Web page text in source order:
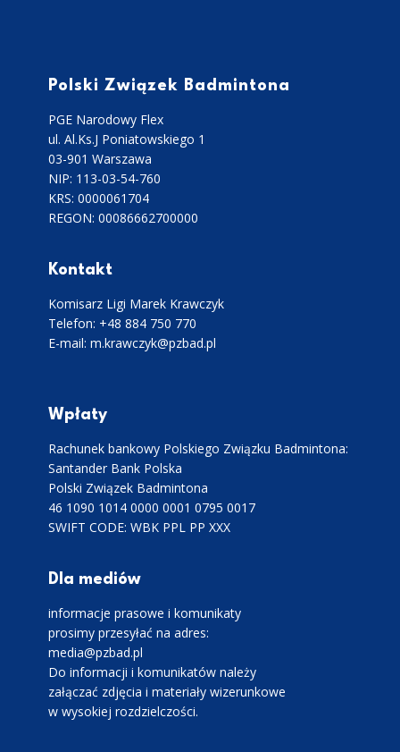
Polski Związek Badmintona
PGE Narodowy Flex
ul. Al.Ks.J Poniatowskiego 1
03-901 Warszawa
NIP: 113-03-54-760
KRS: 0000061704
REGON: 00086662700000
Kontakt
Komisarz Ligi Marek Krawczyk
Telefon: +48 884 750 770
E-mail: m.krawczyk@pzbad.pl
Wpłaty
Rachunek bankowy Polskiego Związku Badmintona:
Santander Bank Polska
Polski Związek Badmintona
46 1090 1014 0000 0001 0795 0017
SWIFT CODE: WBK PPL PP XXX
Dla mediów
informacje prasowe i komunikaty
prosimy przesyłać na adres:
media@pzbad.pl
Do informacji i komunikatów należy
załączać zdjęcia i materiały wizerunkowe
w wysokiej rozdzielczości.